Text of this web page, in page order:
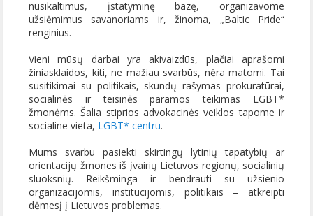
nusikaltimus, įstatyminę bazę, organizavome
užsiėmimus savanoriams ir, žinoma, „Baltic Pride“
renginius.
Vieni mūsų darbai yra akivaizdūs, plačiai aprašomi
žiniasklaidos, kiti, ne mažiau svarbūs, nėra matomi. Tai
susitikimai su politikais, skundų rašymas prokuratūrai,
socialinės ir teisinės paramos teikimas LGBT*
žmonėms. Šalia stiprios advokacinės veiklos tapome ir
socialine vieta, LGBT* centru.
Mums svarbu pasiekti skirtingų lytinių tapatybių ar
orientacijų žmones iš įvairių Lietuvos regionų, socialinių
sluoksnių. Reikšminga ir bendrauti su užsienio
organizacijomis, institucijomis, politikais – atkreipti
dėmesį į Lietuvos problemas.